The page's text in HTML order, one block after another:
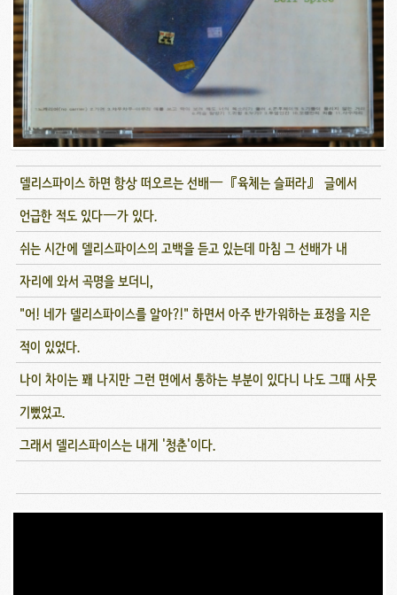
델리스파이스 하면 항상 떠오르는 선배―『육체는 슬퍼라』 글에서
언급한 적도 있다―가 있다.
쉬는 시간에 델리스파이스의 고백을 듣고 있는데 마침 그 선배가 내
자리에 와서 곡명을 보더니,
"어! 네가 델리스파이스를 알아?!" 하면서 아주 반가워하는 표정을 지은
적이 있었다.
나이 차이는 꽤 나지만 그런 면에서 통하는 부분이 있다니 나도 그때 사뭇
기뻤었고.
그래서 델리스파이스는 내게 '청춘'이다.